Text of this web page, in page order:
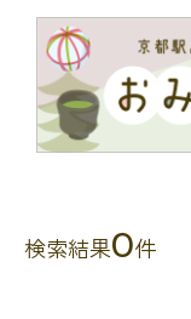
検索結果0件